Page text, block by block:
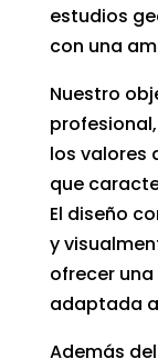
estudios
con una
Nuestro
los valores
que
El diseño
y
ofrecer
adaptada
Además